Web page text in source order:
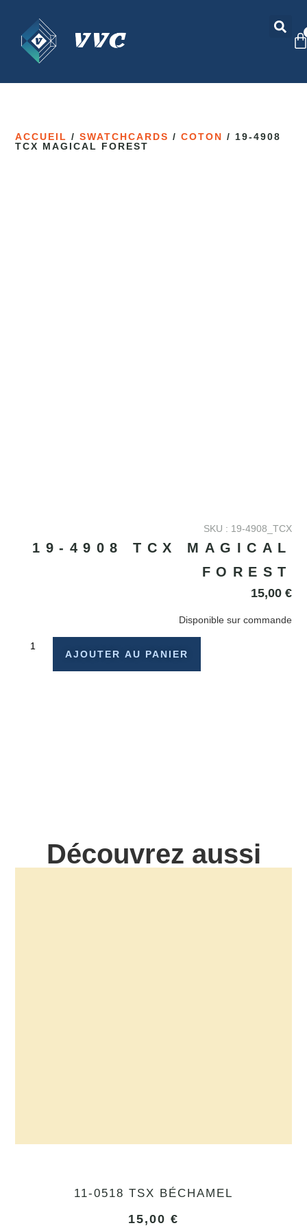
ACCUEIL /SWATCHCARDS /COTON / 19-4908
TCX MAGICAL FOREST
SKU : 19-4908_TCX
19-4908 TCX MAGICAL
FOREST
15,00 €
Disponible sur commande
AJOUTER AU PANIER
Découvrez aussi
11-0518 TSX BÉCHAMEL
15,00 €